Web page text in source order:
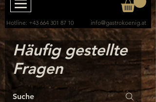
Hotline: +43 664 301 87 10 info@gastrokoenig.at
Häufig gestellte
Fragen